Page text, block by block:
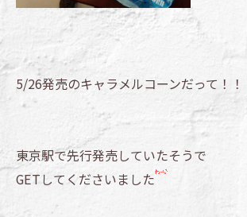
5/26発売のキャラメルコーンだって！！
東京駅で先行発売していたそうで
GETしてくださいました